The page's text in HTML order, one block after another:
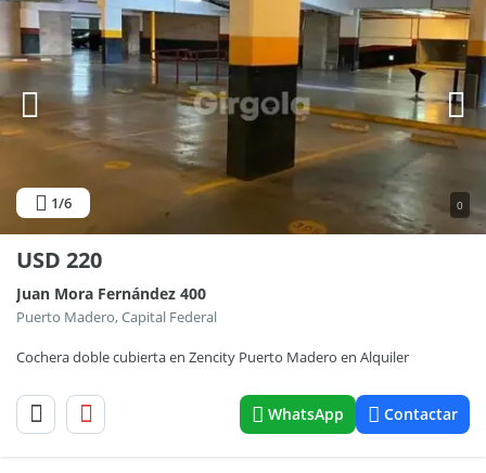
1/6 0
USD 220
Juan Mora Fernández 400
Puerto Madero, Capital Federal
Cochera doble cubierta en Zencity Puerto Madero en Alquiler
WhatsApp Contactar